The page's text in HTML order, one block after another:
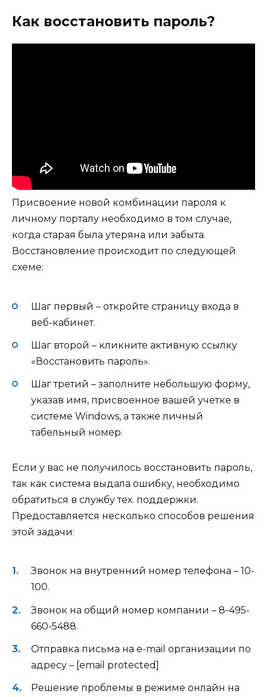
Как восстановить пароль?
Присвоение новой комбинации пароля к
личному порталу необходимо в том случае,
когда старая была утеряна или забыта.
Восстановление происходит по следующей
схеме:
Шаг первый – откройте страницу входа в
веб-кабинет.
Шаг второй – кликните активную ссылку
«Восстановить пароль».
Шаг третий – заполните небольшую форму,
указав имя, присвоенное вашей учетке в
системе Windows, а также личный
табельный номер.
Если у вас не получилось восстановить пароль,
так как система выдала ошибку, необходимо
обратиться в службу тех. поддержки.
Предоставляется несколько способов решения
этой задачи:
Звонок на внутренний номер телефона – 10-
100.
Звонок на общий номер компании – 8-495-
660-5488.
Отправка письма на e-mail организации по
адресу – [email protected]
Решение проблемы в режиме онлайн на